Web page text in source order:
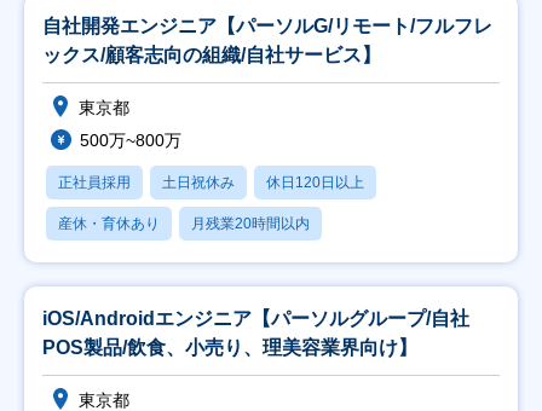
自社開発エンジニア【パーソルG/リモート/フルフレ
ックス/顧客志向の組織/自社サービス】
東京都
500万~800万
正社員採用 土日祝休み 休日120日以上
産休・育休あり 月残業20時間以内
iOS/Androidエンジニア【パーソルグループ/自社
POS製品/飲食、小売り、理美容業界向け】
東京都